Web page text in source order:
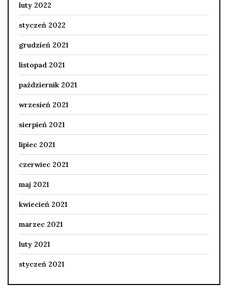
luty 2022
styczeń 2022
grudzień 2021
listopad 2021
październik 2021
wrzesień 2021
sierpień 2021
lipiec 2021
czerwiec 2021
maj 2021
kwiecień 2021
marzec 2021
luty 2021
styczeń 2021